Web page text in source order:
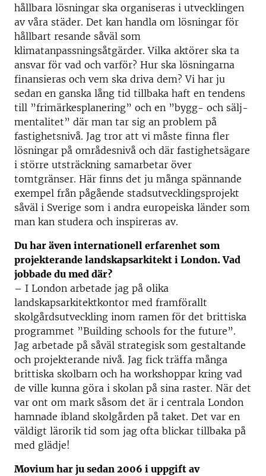
hållbara lösningar ska organiseras i utvecklingen
av våra städer. Det kan handla om lösningar för
hållbart resande såväl som
klimatanpassningsåtgärder. Vilka aktörer ska ta
ansvar för vad och varför? Hur ska lösningarna
finansieras och vem ska driva dem? Vi har ju
sedan en ganska lång tid tillbaka haft en tendens
till ”frimärkesplanering” och en ”bygg- och sälj-
mentalitet” där man tar sig an problem på
fastighetsnivå. Jag tror att vi måste finna fler
lösningar på områdesnivå och där fastighetsägare
i större utsträckning samarbetar över
tomtgränser. Här finns det ju många spännande
exempel från pågående stadsutvecklingsprojekt
såväl i Sverige som i andra europeiska länder som
man kan studera och inspireras av.
Du har även internationell erfarenhet som
projekterande landskapsarkitekt i London. Vad
jobbade du med där?
– I London arbetade jag på olika
landskapsarkitektkontor med framförallt
skolgårdsutveckling inom ramen för det brittiska
programmet ”Building schools for the future”.
Jag arbetade på såväl strategisk som gestaltande
och projekterande nivå. Jag fick träffa många
brittiska skolbarn och ha workshoppar kring vad
de ville kunna göra i skolan på sina raster. När det
var ont om mark såsom det är i centrala London
hamnade ibland skolgården på taket. Det var en
väldigt lärorik tid som jag ofta blickar tillbaka på
med glädje!
Movium har ju sedan 2006 i uppgift av